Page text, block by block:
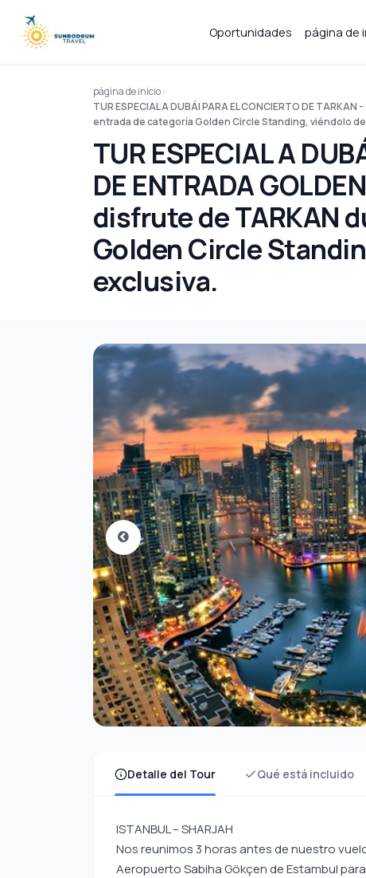
Oportunidades página de
página de inicio
TUR ESPECIAL A DUBÁI PARA EL CONCIERTO DE
entrada de categoría Golden Circle Standing, viéndolo
TUR ESPECIAL A
DE ENTRADA
disfrute de TARKAN
Golden Circle
exclusiva.
Detalle del Tour Qué está incluido
ISTANBUL – SHARJAH
Nos reunimos 3 horas antes de nuestro
Aeropuerto Sabiha Gökçen de Estambul